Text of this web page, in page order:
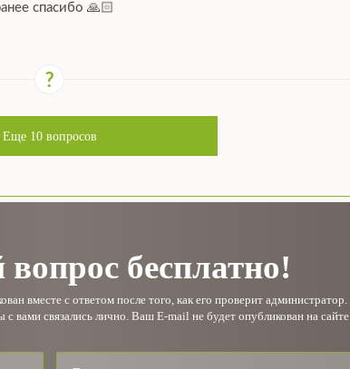
спасибо 🙏🏻
Еще 10 вопросов
вопрос бесплатно!
вместе с ответом после того, как его проверит администратор.
вами связались лично. Ваш E-mail не будет опубликован на сайте